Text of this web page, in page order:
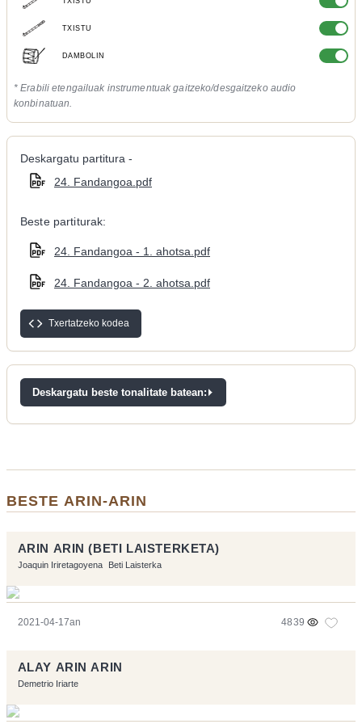
TXISTU
DAMBOLIN
* Erabili etengailuak instrumentuak gaitzeko/desgaitzeko audio
konbinatuan.
Deskargatu partitura -
24. Fandangoa.pdf
Beste partiturak:
24. Fandangoa - 1. ahotsa.pdf
24. Fandangoa - 2. ahotsa.pdf
Txertatzeko kodea
Deskargatu beste tonalitate batean:
BESTE ARIN-ARIN
ARIN ARIN (BETI LAISTERKETA)
Joaquin Iriretagoyena Beti Laisterka
2021-04-17an 4839
ALAY ARIN ARIN
Demetrio Iriarte